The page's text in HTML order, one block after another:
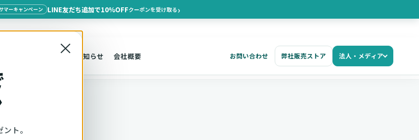
マーキャンペーン LINE友だち追加で10%OFFクーポンを受け取る
×
ト。
サポート お知らせ 会社概要 お問い合わせ 弊社販売ストア
法人・メディア